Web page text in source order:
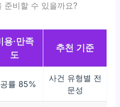
준비할 수 있을까요?
용·만족
도
추천 기준
률 85%
사건 유형별 전
문성